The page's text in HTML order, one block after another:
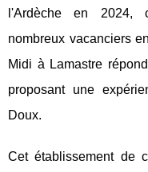
l'Ardèche en 2024,
nombreux vacanciers
Midi à Lamastre
proposant une
Doux.
Cet établissement de